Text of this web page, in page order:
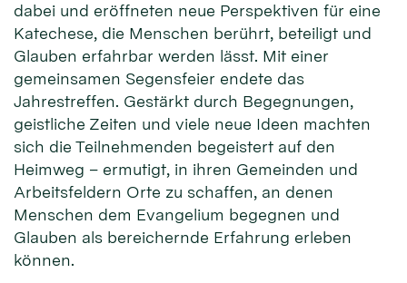
dabei und eröffneten neue Perspektiven für eine
Katechese, die Menschen berührt, beteiligt und
Glauben erfahrbar werden lässt. Mit einer
gemeinsamen Segensfeier endete das
Jahrestreffen. Gestärkt durch Begegnungen,
geistliche Zeiten und viele neue Ideen machten
sich die Teilnehmenden begeistert auf den
Heimweg – ermutigt, in ihren Gemeinden und
Arbeitsfeldern Orte zu schaffen, an denen
Menschen dem Evangelium begegnen und
Glauben als bereichernde Erfahrung erleben
können.